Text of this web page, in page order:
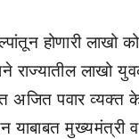
होणारी लाखो
राज्यातील लाखो
पवार व्यक्त
मुख्यमंत्री व